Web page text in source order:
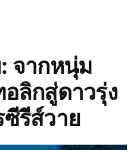
จากหนุ่ม
อลิกสู่ดาวรุ่ง
ซีรีส์วาย